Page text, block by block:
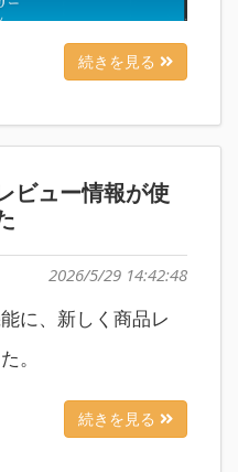
続きを見る
ビュー情報が使
2026/5/29 14:42:48
に、新しく商品レ
。
続きを見る